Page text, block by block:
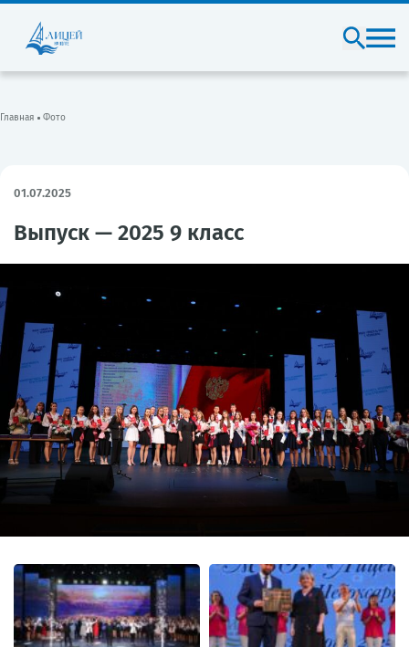
Главная Фото
01.07.2025
Выпуск — 2025 9 класс